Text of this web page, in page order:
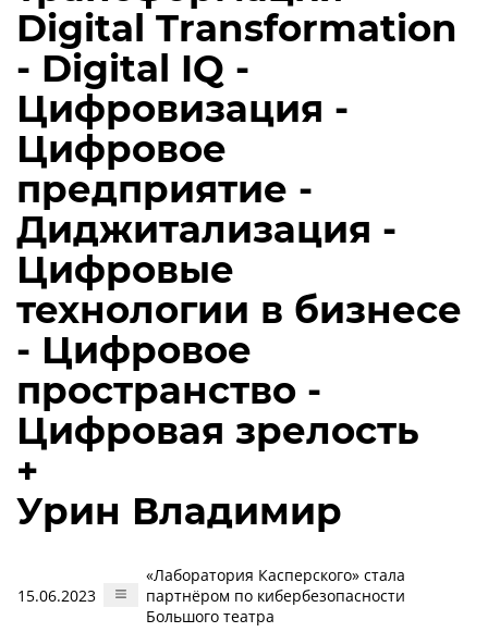
Digital Transformation
- Digital IQ -
Цифровизация -
Цифровое
предприятие -
Диджитализация -
Цифровые
технологии в бизнесе
- Цифровое
пространство -
Цифровая зрелость
+
Урин Владимир
15.06.2023
«Лаборатория Касперского» стала
партнёром по кибербезопасности
Большого театра